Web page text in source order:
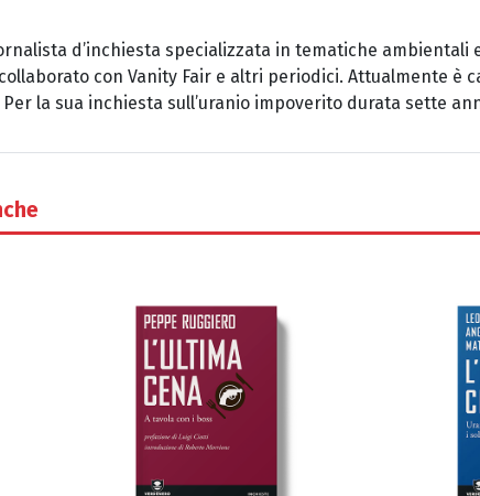
d’inchiesta specializzata in tematiche
con Vanity Fair e altri periodici. Attualmente è
la sua inchiesta sull’uranio impoverito durata sette